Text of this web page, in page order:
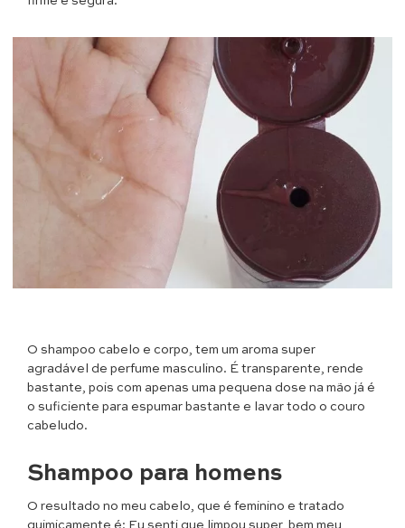
O shampoo cabelo e corpo, tem um aroma super
agradável de perfume masculino. É transparente, rende
bastante, pois com apenas uma pequena dose na mão já é
o suficiente para espumar bastante e lavar todo o couro
cabeludo.
Shampoo para homens
O resultado no meu cabelo, que é feminino e tratado